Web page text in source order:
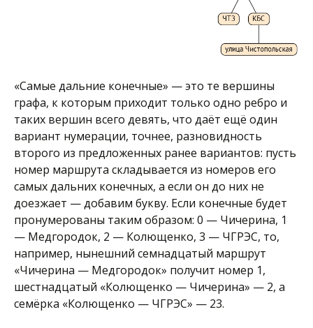
«Самые дальние конечные» — это те вершины
графа, к которым приходит только одно ребро и
таких вершин всего девять, что даёт ещё один
вариант нумерации, точнее, разновидность
второго из предложенных ранее вариантов: пусть
номер маршрута складывается из номеров его
самых дальних конечных, а если он до них не
доезжает — добавим букву. Если конечные будет
пронумерованы таким образом: 0 — Чичерина, 1
— Медгородок, 2 — Колющенко, 3 — ЧГРЭС, то,
например, нынешний семнадцатый маршрут
«Чичерина — Медгородок» получит номер 1,
шестнадцатый «Колющенко — Чичерина» — 2, а
семёрка «Колющенко — ЧГРЭС» — 23.